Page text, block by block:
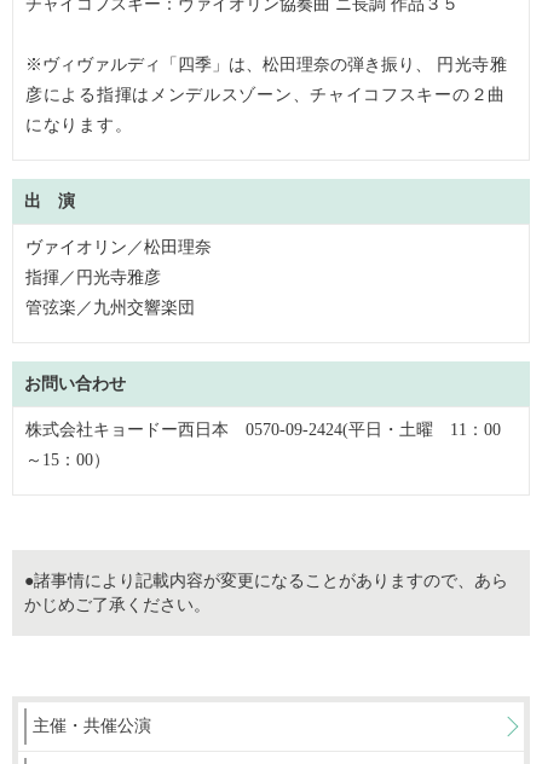
チャイコフスキー：ヴァイオリン協奏曲 ニ長調 作品３５
※ヴィヴァルディ「四季」は、松田理奈の弾き振り、
円光寺雅
彦による指揮はメンデルスゾーン、チャイコフスキーの２曲
になります。
出 演
ヴァイオリン ／松田理奈
指揮／円光寺雅彦
管弦楽／九州交響楽団
お問い合わせ
株式会社キョードー西日本 0570-09-2424(平日・土曜 11：00
～15：00）
●諸事情により記載内容が変更になることがありますので、あら
かじめご了承ください。
主催・共催公演